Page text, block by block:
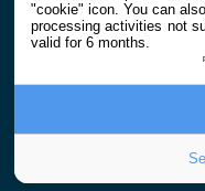
"cookie" icon. You can
processing activities not
valid for 6 months.